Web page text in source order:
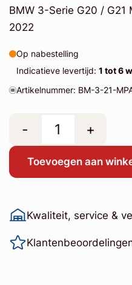
BMW 3-Serie G20 / G21
2022
Op nabestelling
Indicatieve levertijd: 1 tot 6
Artikelnummer: BM-3-21-
- +
Toevoegen aan
Kwaliteit, service &